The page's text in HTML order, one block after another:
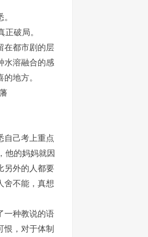
破局。
在都市剧的层
水溶融合的感
地方。
自己考上重点
他的妈妈就因
另外的人都要
舍不能，真想
一种教说的语
恨，对于体制